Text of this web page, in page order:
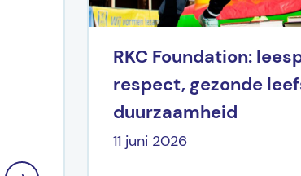
RKC Foundation:
respect, gezonde
duurzaamheid
11 juni 2026